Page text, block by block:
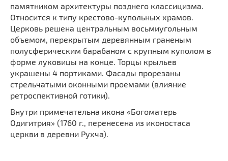
памятником архитектуры позднего классицизма.
Относится к типу крестово-купольных храмов.
Церковь решена центральным восьмиугольным
объемом, перекрытым деревянным граненым
полусферическим барабаном с крупным куполом в ​​
форме луковицы на конце. Торцы крыльев
украшены 4 портиками. Фасады прорезаны
стрельчатыми оконными проемами (влияние
ретроспективной готики).
Внутри примечательна икона «Богоматерь
Одигитрия» (1760 г., перенесена из иконостаса
церкви в деревни Рухча).